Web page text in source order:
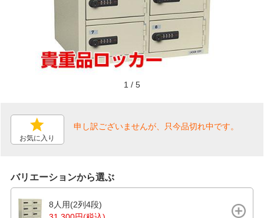
1 / 5
お気に入り
申し訳ございませんが、只今品切れ中です。
バリエーションから選ぶ
8人用(2列4段)